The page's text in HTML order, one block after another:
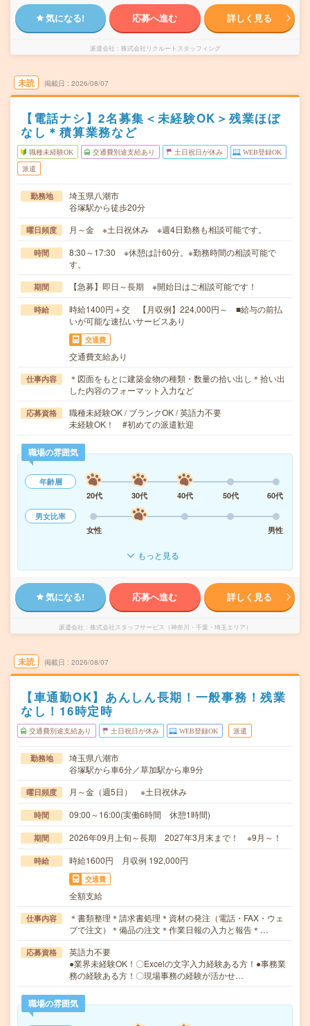
気になる! 応募へ進む 詳しく見る
派遣会社 株式会社リクルートスタッフィング
未読 掲載日 2026/08/07
【電話ナシ】2名募集＜未経験OK＞残業ほぼ
なし＊積算業務など
職種未経験OK 交通費別途支給あり 土日祝日が休み WEB登録OK
派遣
勤務地
埼玉県八潮市
谷塚駅から徒歩20分
曜日頻度 月～金 ※土日祝休み ※週4日勤務も相談可能です。
時間
8:30～17:30 ※休憩は計60分。※勤務時間の相談可能で
す。
期間 【急募】即日～長期 ※開始日はご相談可能です！
時給
時給1400円＋交 【月収例】224,000円～ ■給与の前払
いが可能な速払いサービスあり
交通費
交通費支給あり
仕事内容
＊図面をもとに建築金物の種類・数量の拾い出し＊拾い出
した内容のフォーマット入力など
応募資格
職種未経験OK / ブランクOK / 英語力不要
未経験OK！ #初めての派遣歓迎
職場の雰囲気
年齢層
20代
30代 40代 50代
60代
男女比率
女性
男性
もっと見る
気になる! 応募へ進む 詳しく見る
派遣会社 株式会社スタッフサービス（神奈川・千葉・埼玉エリア）
未読 掲載日 2026/08/07
【車通勤OK】あんしん長期！一般事務！残業
なし！16時定時
交通費別途支給あり 土日祝日が休み WEB登録OK 派遣
勤務地
埼玉県八潮市
谷塚駅から車6分／草加駅から車9分
曜日頻度 月～金（週5日） ※土日祝休み
時間 09:00～16:00(実働6時間 休憩1時間)
期間 2026年09月上旬～長期 2027年3月末まで！ ※9月～！
時給 時給1600円 月収例 192,000円
交通費
全額支給
仕事内容
＊書類整理＊請求書処理＊資材の発注（電話・FAX・ウェ
ブで注文）＊備品の注文＊作業日報の入力と報告＊…
応募資格
英語力不要
●業界未経験OK！〇Excelの文字入力経験ある方！●事務業
務の経験ある方！〇現場事務の経験が活かせ…
職場の雰囲気